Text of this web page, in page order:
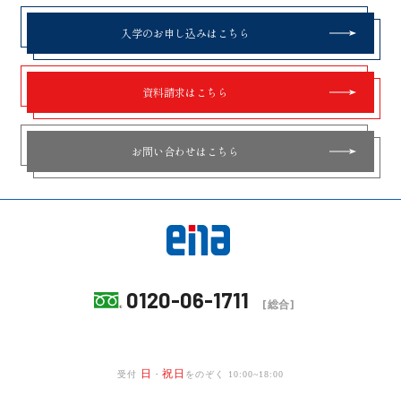
入学のお申し込みはこちら
資料請求はこちら
お問い合わせはこちら
0120-06-1711 [総合]
受付 日 ・ 祝日 をのぞく 10:00~18:00